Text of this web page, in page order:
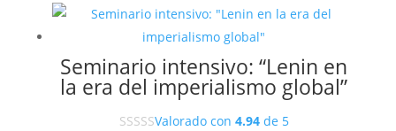
Seminario intensivo: “Lenin en
la era del imperialismo global”
Valorado con 4.94de 5